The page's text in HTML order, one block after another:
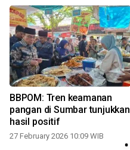
BBPOM: Tren keamanan
pangan di Sumbar tunjukkan
hasil positif
27 February 2026 10:09 WIB